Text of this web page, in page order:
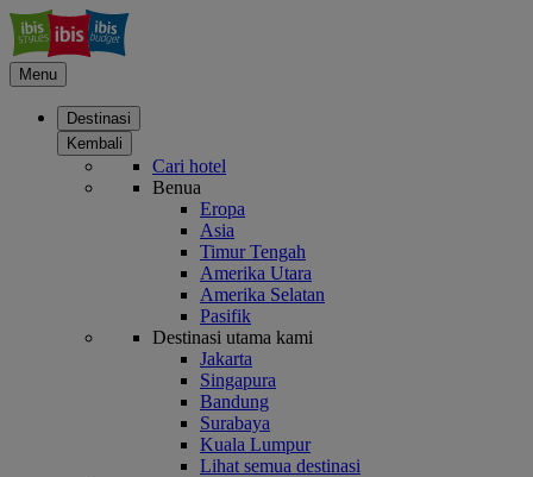
Menu
Destinasi
Kembali
Cari hotel
Benua
Eropa
Asia
Timur Tengah
Amerika Utara
Amerika Selatan
Pasifik
Destinasi utama kami
Jakarta
Singapura
Bandung
Surabaya
Kuala Lumpur
Lihat semua destinasi